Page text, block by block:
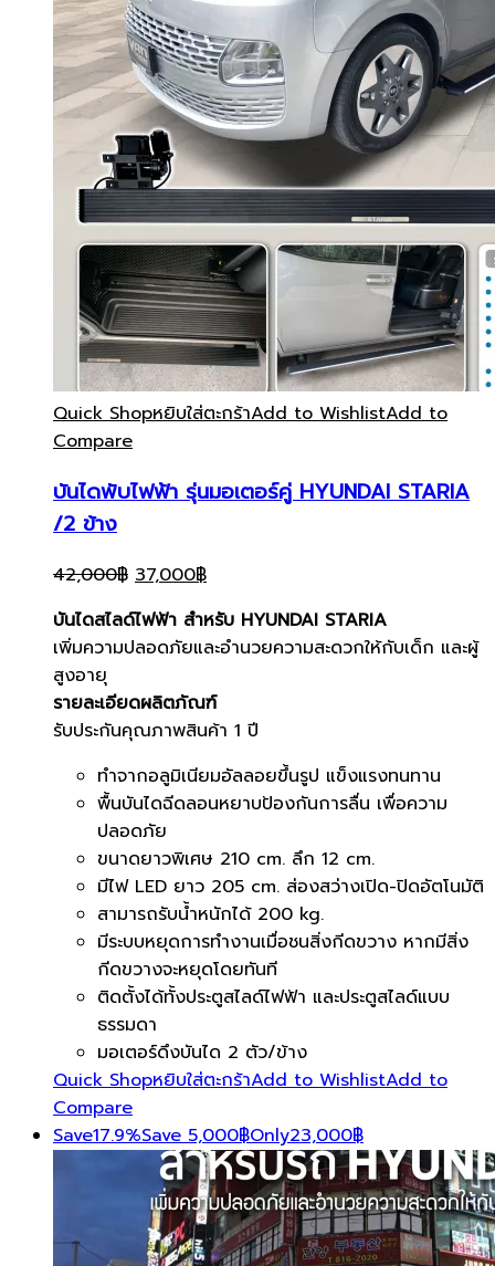
Quick Shopหยิบใส่ตะกร้าAdd to WishlistAdd to
Compare
บันไดพับไฟฟ้า รุ่นมอเตอร์คู่ HYUNDAI STARIA
/2 ข้าง
42,000฿ Original
was:
42,000฿.
37,000฿Current
is:
37,000฿.
บันไดสไลด์ไฟฟ้า สำหรับ HYUNDAI STARIA
เพิ่มความปลอดภัยและอำนวยความสะดวกให้กับเด็ก และผู้
สูงอายุ
รายละเอียดผลิตภัณฑ์
รับประกันคุณภาพสินค้า 1 ปี
ทําจากอลูมิเนียมอัลลอยขึ้นรูป แข็งแรงทนทาน
พื้นบันไดฉีดลอนหยาบป้องกันการลื่น เพื่อความ
ปลอดภัย
ขนาดยาวพิเศษ 210 cm. ลึก 12 cm.
มีไฟ LED ยาว 205 cm. ส่องสว่างเปิด-ปิดอัตโนมัติ
สามารถรับนํ้าหนักได้ 200 kg.
มีระบบหยุดการทำงานเมื่อชนสิ่งกีดขวาง หากมีสิ่ง
กีดขวางจะหยุดโดยทันที
ติดตั้งได้ทั้งประตูสไลด์ไฟฟ้า และประตูสไลด์แบบ
ธรรมดา
มอเตอร์ดึงบันได 2 ตัว/ข้าง
Quick Shopหยิบใส่ตะกร้าAdd to WishlistAdd to
Compare
Save17.9%Save 5,000฿Only23,000฿